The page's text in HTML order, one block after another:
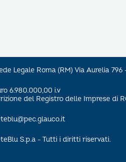
Legale Roma (RM) Via Aurelia
6.980.000,00 i.v
del Registro delle Imprese di
S.p.a - Tutti i diritti riservati.